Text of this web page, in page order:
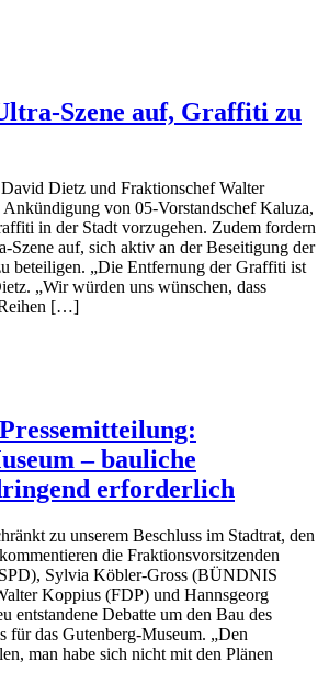
Szene auf, Graffiti zu
Dietz und Fraktionschef Walter
von 05-Vorstandschef Kaluza,
in der Stadt vorzugehen. Zudem fordern
Szene auf, sich aktiv an der Beseitigung der
beteiligen. „Die Entfernung der Graffiti ist
„Wir würden uns wünschen, dass
Reihen […]
– bauliche
erforderlich
zu unserem Beschluss im Stadtrat, den
die Fraktionsvorsitzenden
Sylvia Köbler-Gross (BÜNDNIS
Koppius (FDP) und Hannsgeorg
entstandene Debatte um den Bau des
für das Gutenberg-Museum. „Den
man habe sich nicht mit den Plänen